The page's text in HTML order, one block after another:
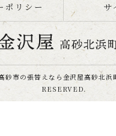
ポリシー サ
砂市の張替えなら金沢屋高砂北
RESERVED.